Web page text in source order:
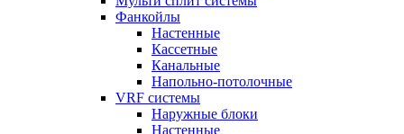
Фанкойлы
Настенные
Кассетные
Канальные
Напольно-потолочные
VRF системы
Наружные блоки
Настенные